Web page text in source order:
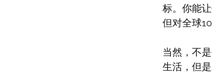
标。你能
但对全球
当然，不
生活，但